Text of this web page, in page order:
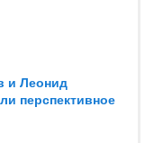
и Леонид
перспективное